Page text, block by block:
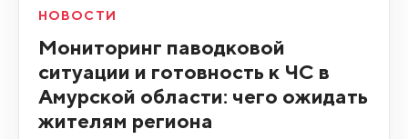
НОВОСТИ
Мониторинг паводковой
ситуации и готовность к ЧС в
Амурской области: чего ожидать
жителям региона